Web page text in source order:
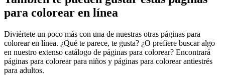
para colorear en línea
Diviértete un poco más con una de nuestras otras páginas para
colorear en línea. ¿Qué te parece, te gusta? ¿O prefiere buscar algo
en nuestro extenso catálogo de páginas para colorear? Encontrará
páginas para colorear para niños y páginas para colorear antiestrés
para adultos.